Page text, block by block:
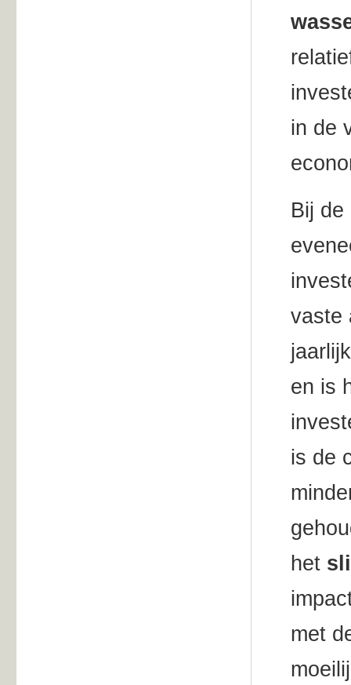
in de
Bij de
vaste
en is
is de
het
met